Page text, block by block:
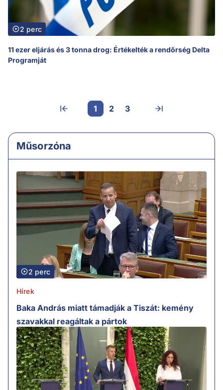
2 perc
11 ezer eljárás és 3 tonna drog: Értékelték a rendőrség Delta
Programját
1 2 3
Műsorzóna
2 perc
Hírek
Baka András miatt támadják a Tiszát: kemény
szavakkal reagáltak a pártok